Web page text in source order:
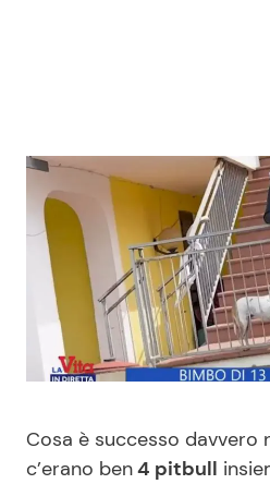
News Spettacolo
Benessere
Casa
Mondo Mamma
Cosa è successo davvero
c’erano ben4 pitbull